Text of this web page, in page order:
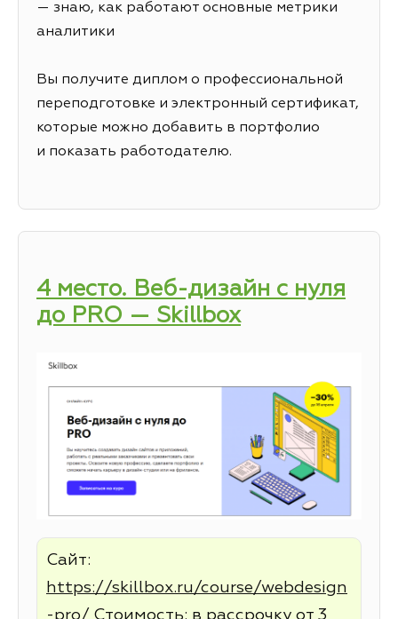
— знаю, как работают основные метрики
аналитики
Вы получите диплом о профессиональной
переподготовке и электронный сертификат,
которые можно добавить в портфолио
и показать работодателю.
4 место. Веб-дизайн с нуля
до PRO — Skillbox
Сайт:
https://skillbox.ru/course/webdesign
-pro/ Стоимость: в рассрочку от 3